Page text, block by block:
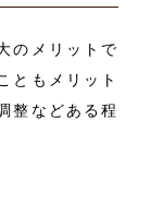
のメリットで
ともメリット
整などある程